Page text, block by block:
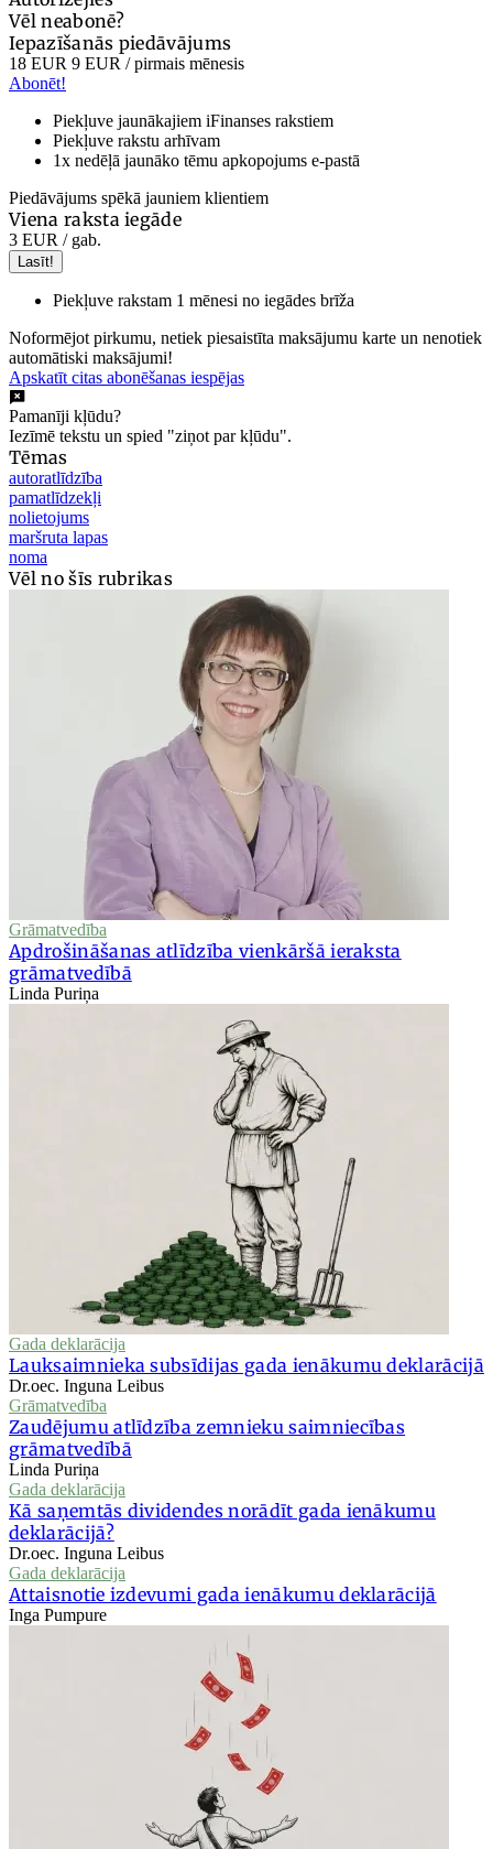
Vēl neabonē?
Iepazīšanās piedāvājums
18 EUR 9 EUR / pirmais mēnesis
Abonēt!
Piekļuve jaunākajiem iFinanses rakstiem
Piekļuve rakstu arhīvam
1x nedēļā jaunāko tēmu apkopojums e-pastā
Piedāvājums spēkā jauniem klientiem
Viena raksta iegāde
3 EUR / gab.
Lasīt!
Piekļuve rakstam 1 mēnesi no iegādes brīža
Noformējot pirkumu, netiek piesaistīta maksājumu karte un nenotiek
automātiski maksājumi!
Apskatīt citas abonēšanas iespējas
Pamanīji kļūdu?
Iezīmē tekstu un spied "ziņot par kļūdu".
Tēmas
autoratlīdzība
pamatlīdzekļi
nolietojums
maršruta lapas
noma
Vēl no šīs rubrikas
Grāmatvedība
Apdrošināšanas atlīdzība vienkāršā ieraksta
grāmatvedībā
Linda Puriņa
Gada deklarācija
Lauksaimnieka subsīdijas gada ienākumu deklarācijā
Dr.oec. Inguna Leibus
Grāmatvedība
Zaudējumu atlīdzība zemnieku saimniecības
grāmatvedībā
Linda Puriņa
Gada deklarācija
Kā saņemtās dividendes norādīt gada ienākumu
deklarācijā?
Dr.oec. Inguna Leibus
Gada deklarācija
Attaisnotie izdevumi gada ienākumu deklarācijā
Inga Pumpure